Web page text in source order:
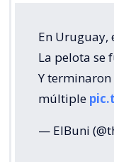
En
La pelota se
Y
múltiple
— ElBuni